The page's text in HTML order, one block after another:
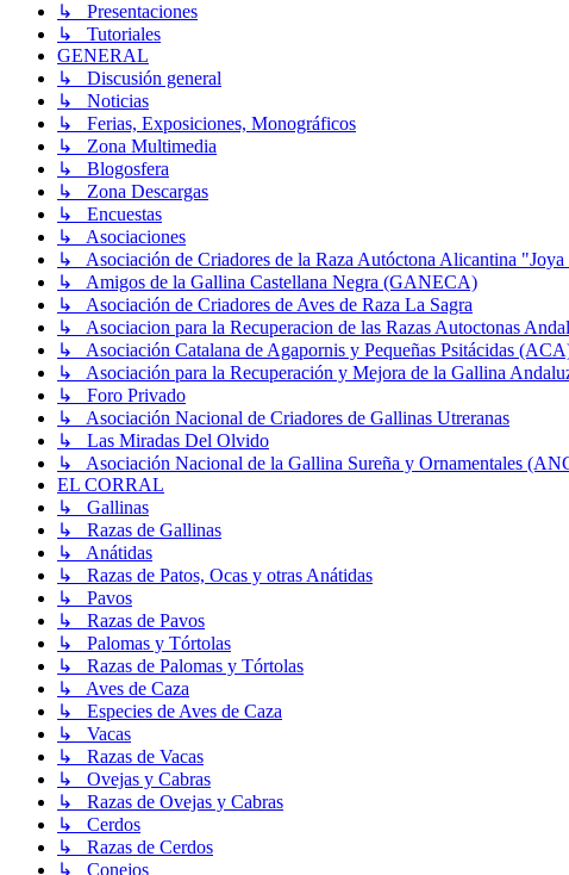
↳ Presentaciones
↳ Tutoriales
GENERAL
↳ Discusión general
↳ Noticias
↳ Ferias, Exposiciones, Monográficos
↳ Zona Multimedia
↳ Blogosfera
↳ Zona Descargas
↳ Encuestas
↳ Asociaciones
↳ Asociación de Criadores de la Raza Autóctona Alicantina
↳ Amigos de la Gallina Castellana Negra (GANECA)
↳ Asociación de Criadores de Aves de Raza La Sagra
↳ Asociacion para la Recuperacion de las Razas Autoctonas
↳ Asociación Catalana de Agapornis y Pequeñas Psitácidas
↳ Asociación para la Recuperación y Mejora de la Gallina
↳ Foro Privado
↳ Asociación Nacional de Criadores de Gallinas Utreranas
↳ Las Miradas Del Olvido
↳ Asociación Nacional de la Gallina Sureña y Ornamentales
EL CORRAL
↳ Gallinas
↳ Razas de Gallinas
↳ Anátidas
↳ Razas de Patos, Ocas y otras Anátidas
↳ Pavos
↳ Razas de Pavos
↳ Palomas y Tórtolas
↳ Razas de Palomas y Tórtolas
↳ Aves de Caza
↳ Especies de Aves de Caza
↳ Vacas
↳ Razas de Vacas
↳ Ovejas y Cabras
↳ Razas de Ovejas y Cabras
↳ Cerdos
↳ Razas de Cerdos
↳ Conejos